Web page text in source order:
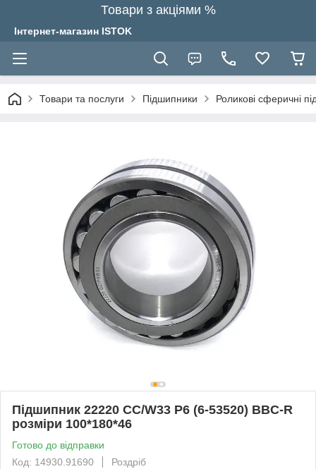
Товари з акціями %
Інтернет-магазин ISTOK
Товари та послуги Підшипники Роликові сферичні
Підшипник 22220 CC/W33 P6 (6-53520) BBC-R
розміри 100*180*46
Готово до відправки
Код: 14930.91690
Роздріб